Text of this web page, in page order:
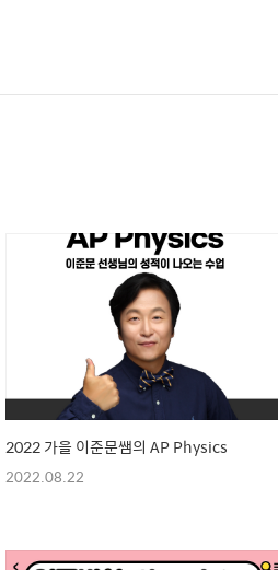
2022 가을 이준문쌤의 AP Physics
2022.08.22